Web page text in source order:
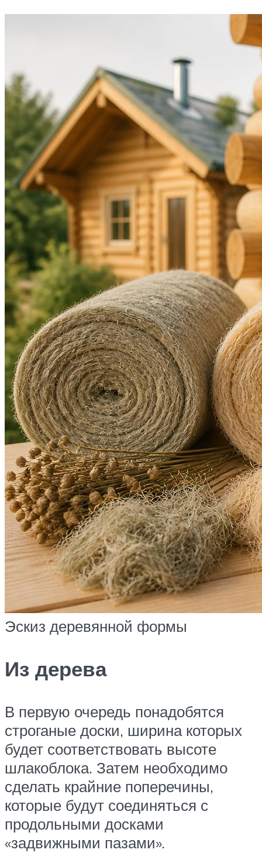
Эскиз деревянной формы
Из дерева
В первую очередь понадобятся
строганые доски, ширина которых
будет соответствовать высоте
шлакоблока. Затем необходимо
сделать крайние поперечины,
которые будут соединяться с
продольными досками
«задвижными пазами».